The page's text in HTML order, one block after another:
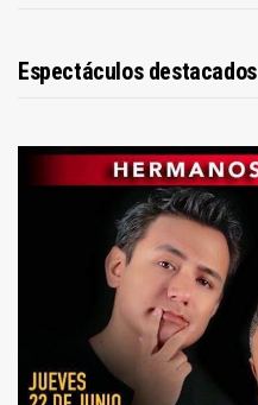
Espectáculos destacados